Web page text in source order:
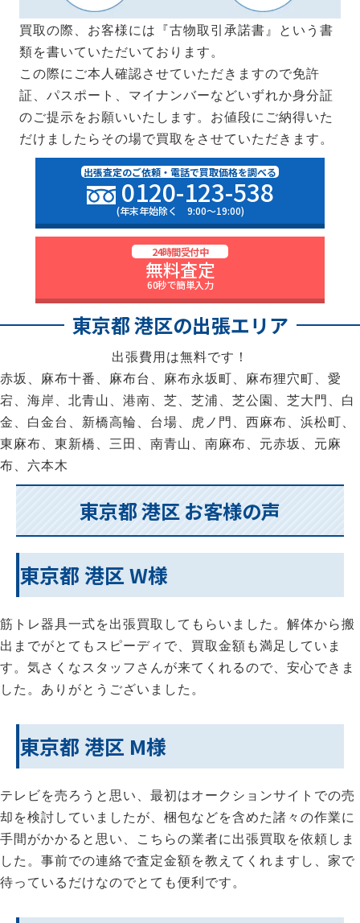
買取の際、お客様には『古物取引承諾書』という書
類を書いていただいております。
この際にご本人確認させていただきますので免許
証、パスポート、マイナンバーなどいずれか身分証
のご提示をお願いいたします。お値段にご納得いた
だけましたらその場で買取をさせていただきます。
出張査定のご依頼・電話で買取価格を調べる
0120-123-538
(年末年始除く 9:00〜19:00)
24時間受付中
無料査定
60秒で簡単入力
東京都 港区の出張エリア
出張費用は無料です！
赤坂、麻布十番、麻布台、麻布永坂町、麻布狸穴町、愛
宕、海岸、北青山、港南、芝、芝浦、芝公園、芝大門、白
金、白金台、新橋高輪、台場、虎ノ門、西麻布、浜松町、
東麻布、東新橋、三田、南青山、南麻布、元赤坂、元麻
布、六本木
東京都 港区 お客様の声
東京都 港区 W様
筋トレ器具一式を出張買取してもらいました。解体から搬
出までがとてもスピーディで、買取金額も満足していま
す。気さくなスタッフさんが来てくれるので、安心できま
した。ありがとうございました。
東京都 港区 M様
テレビを売ろうと思い、最初はオークションサイトでの売
却を検討していましたが、梱包などを含めた諸々の作業に
手間がかかると思い、こちらの業者に出張買取を依頼しま
した。事前での連絡で査定金額を教えてくれますし、家で
待っているだけなのでとても便利です。